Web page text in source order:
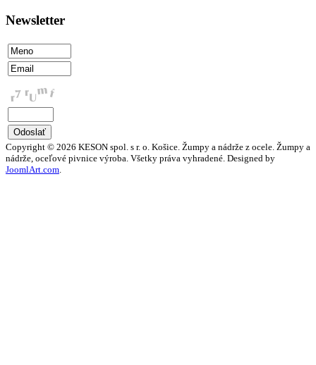
Newsletter
Copyright © 2026 KESON spol. s r. o. Košice. Žumpy a nádrže z ocele. Žumpy a
nádrže, oceľové pivnice výroba. Všetky práva vyhradené. Designed by
JoomlArt.com